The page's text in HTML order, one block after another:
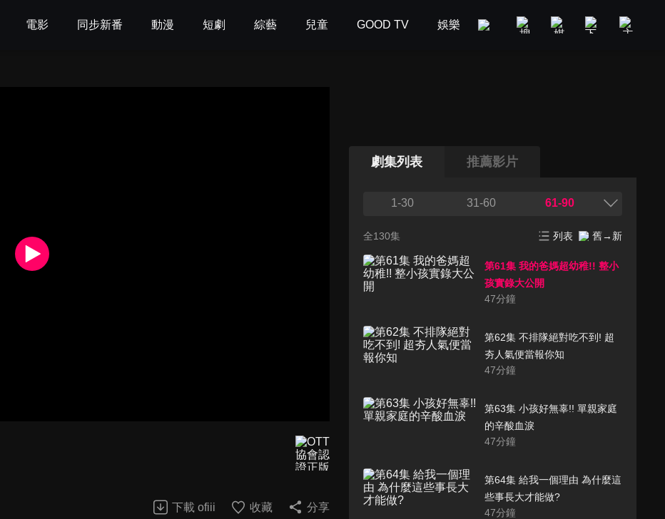
電影 同步新番 動漫 短劇 綜藝 兒童 GOOD TV 娛樂 美食旅遊 新聞政論
下載 ofiii 收藏 分享
劇集列表 推薦影片
1-30 31-60 61-90
全130集 列表 舊→新
第61集 我的爸媽超幼稚!! 整小
孩實錄大公開
47分鐘
第62集 不排隊絕對吃不到! 超
夯人氣便當報你知
47分鐘
第63集 小孩好無辜!! 單親家庭
的辛酸血淚
47分鐘
第64集 給我一個理由 為什麼這
些事長大才能做?
47分鐘